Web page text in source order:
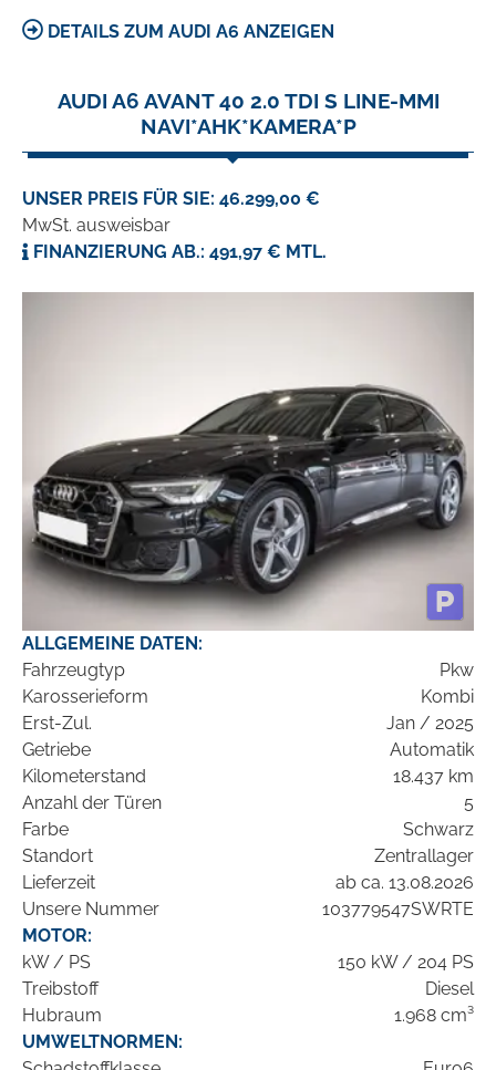
DETAILS ZUM AUDI A6 ANZEIGEN
AUDI A6 AVANT 40 2.0 TDI S LINE-MMI
NAVI*AHK*KAMERA*P
UNSER PREIS FÜR SIE: 46.299,00 €
MwSt. ausweisbar
FINANZIERUNG AB.: 491,97 € MTL.
ALLGEMEINE DATEN:
Fahrzeugtyp
Pkw
Karosserieform
Kombi
Erst-Zul.
Jan / 2025
Getriebe
Automatik
Kilometerstand
18.437 km
Anzahl der Türen
5
Farbe
Schwarz
Standort
Zentrallager
Lieferzeit
ab ca. 13.08.2026
Unsere Nummer
103779547SWRTE
MOTOR:
kW / PS
150 kW / 204 PS
Treibstoff
Diesel
Hubraum
1.968 cm³
UMWELTNORMEN: